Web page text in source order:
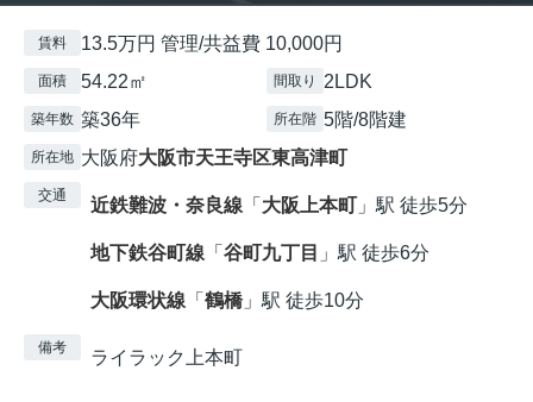
賃料 13.5万円 管理/共益費 10,000円
面積 54.22㎡ 間取り 2LDK
築年数 築36年 所在階 5階/8階建
所在地 大阪府大阪市天王寺区東高津町
交通 近鉄難波・奈良線 「 大阪上本町 」駅 徒歩5分
地下鉄谷町線 「 谷町九丁目 」駅 徒歩6分
大阪環状線 「 鶴橋」駅 徒歩10分
備考 ライラック上本町